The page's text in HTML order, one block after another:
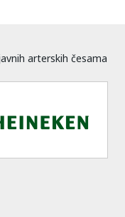
arterskih česama